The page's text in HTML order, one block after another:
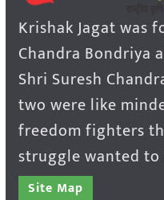
Krishak Jagat was
Chandra Bondriya
Shri Suresh
two were like
freedom fighters
struggle wanted
Site Map